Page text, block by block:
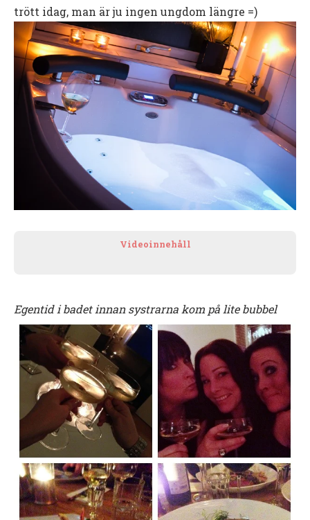
trött idag, man är ju ingen ungdom längre =)
Videoinnehåll
Egentid i badet innan systrarna kom på lite bubbel